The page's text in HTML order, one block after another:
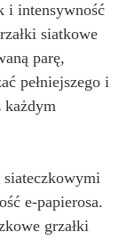
i intensywność
siatkowe
parę,
pełniejszego i
każdym
e-papierosa.
grzałki